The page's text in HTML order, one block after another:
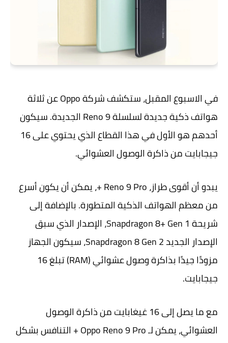
في الاسبوع المقبل، ستكشف شركة Oppo عن ثلاثة
هواتف ذكية جديدة لسلسلة Reno 9 الجديدة. سيكون
أحدهم هو الأول في هذا القطاع الذي يحتوي على 16
جيجابايت من ذاكرة الوصول العشوائي.
يبدو أن أقوى طراز، Reno 9 Pro +، يمكن أن يكون أسرع
من معظم الهواتف الذكية المتطورة. بالإضافة إلى
شريحة Snapdragon 8+ Gen 1، الإصدار الذي سبق
الإصدار الجديد Snapdragon 8 Gen 2، سيكون الجهاز
مزودًا جيدًا بذاكرة وصول عشوائي (RAM) تبلغ 16
جيجابايت.
مع ما يصل إلى 16 غيغابايت من ذاكرة الوصول
العشوائي، يمكن لـ Oppo Reno 9 Pro + التنافس بشكل